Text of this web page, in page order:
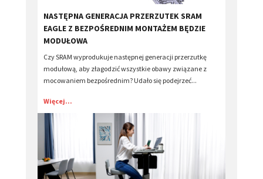
​NASTĘPNA GENERACJA PRZERZUTEK SRAM
EAGLE Z BEZPOŚREDNIM MONTAŻEM BĘDZIE
MODUŁOWA
Czy SRAM wyprodukuje następnej generacji przerzutkę
modułową, aby złagodzić wszystkie obawy związane z
mocowaniem bezpośrednim? Udało się podejrzeć...
Więcej...